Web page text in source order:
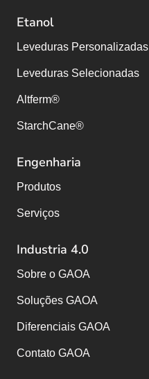
Etanol
Leveduras Personalizadas
Leveduras Selecionadas
Altferm®
StarchCane®
Engenharia
Produtos
Serviços
Industria 4.0
Sobre o GAOA
Soluções GAOA
Diferenciais GAOA
Contato GAOA